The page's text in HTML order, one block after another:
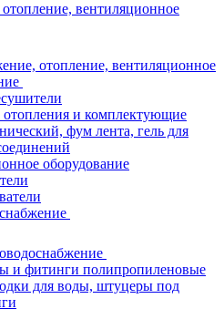
вентиляционное
отопление, вентиляционное
отопления и комплектующие
фум лента, гель для
оборудование
и фитинги полипропиленовые
для воды, штуцеры под